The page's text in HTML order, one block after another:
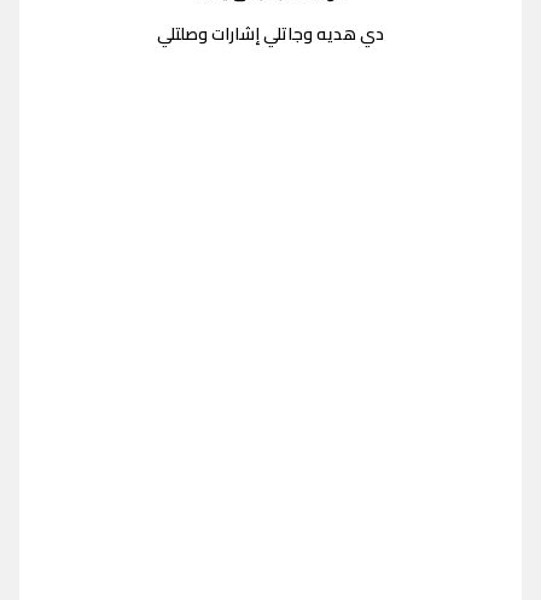
دي هديه وجاتلي إشارات وصلتلي